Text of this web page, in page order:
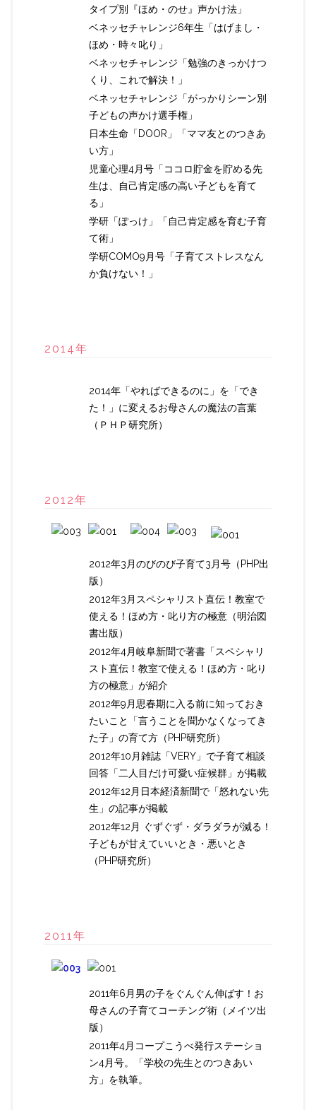
タイプ別『ほめ・のせ』声かけ法」
ベネッセチャレンジ6年生「はげまし・
ほめ・時々叱り」
ベネッセチャレンジ「勉強のきっかけつ
くり、これで解決！」
ベネッセチャレンジ「がっかりシーン別
子どもの声かけ選手権」
日本生命「DOOR」「ママ友とのつきあ
い方」
児童心理4月号「ココロ貯金を貯める先
生は、自己肯定感の高い子どもを育て
る」
学研「ぽっけ」「自己肯定感を育む子育
て術」
学研COMO9月号「子育てストレスなん
か負けない！」
2014年
2014年「やればできるのに」を「でき
た！」に変えるお母さんの魔法の言葉
（ＰＨＰ研究所）
2012年
2012年3月のびのび子育て3月号（PHP出
版）
2012年3月スペシャリスト直伝！教室で
使える！ほめ方・叱り方の極意（明治図
書出版）
2012年4月岐阜新聞で著書「スペシャリ
スト直伝！教室で使える！ほめ方・叱り
方の極意」が紹介
2012年9月思春期に入る前に知っておき
たいこと「言うことを聞かなくなってき
た子」の育て方（PHP研究所）
2012年10月雑誌「VERY」で子育て相談
回答「二人目だけ可愛い症候群」が掲載
2012年12月日本経済新聞で「怒れない先
生」の記事が掲載
2012年12月 ぐずぐず・ダラダラが減る！
子どもが甘えていいとき・悪いとき
（PHP研究所）
2011年
2011年6月男の子をぐんぐん伸ばす！お
母さんの子育てコーチング術（メイツ出
版）
2011年4月コープこうべ発行ステーショ
ン4月号。「学校の先生とのつきあい
方」を執筆。